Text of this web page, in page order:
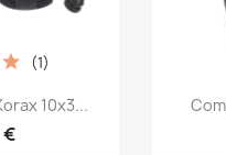
10x3...
€
(1)